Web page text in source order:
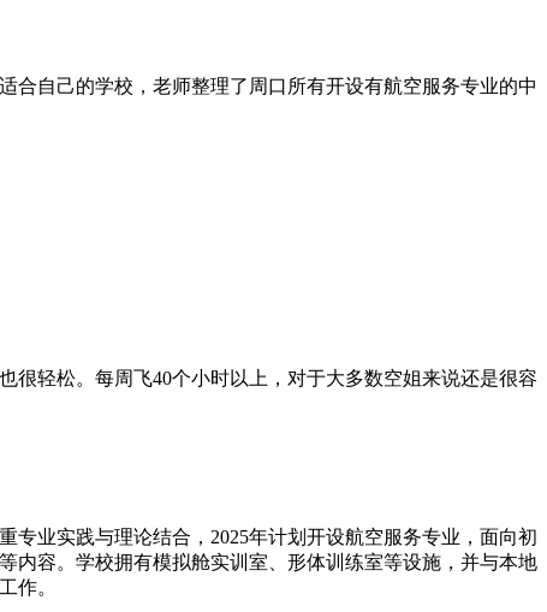
合自己的学校，老师整理了周口所有开设有航空服务专业的中
轻松。每周飞40个小时以上，对于大多数空姐来说还是很容
业实践与理论结合，2025年计划开设航空服务专业，面向初
内容。学校拥有模拟舱实训室、形体训练室等设施，并与本地
作。